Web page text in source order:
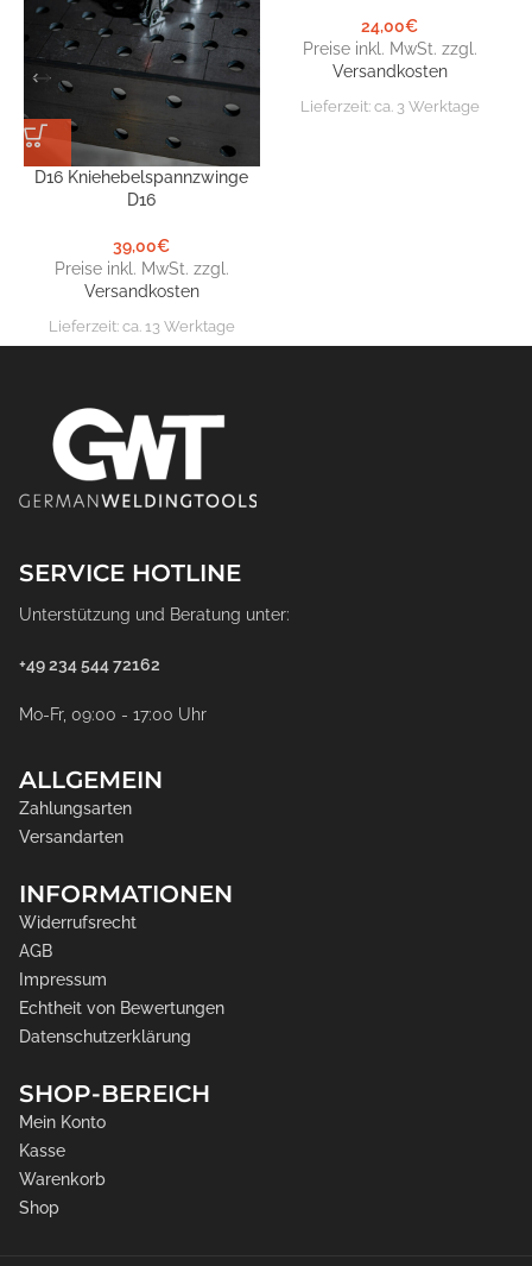
D16 Kniehebelspannzwinge
D16
39,00€
Preise inkl. MwSt. zzgl.
Versandkosten
Lieferzeit: ca. 13 Werktage
24,00€
Preise inkl. MwSt. zzgl.
Versandkosten
Lieferzeit: ca. 3 Werktage
SERVICE HOTLINE
Unterstützung und Beratung unter:
+49 234 544 72162
Mo-Fr, 09:00 - 17:00 Uhr
ALLGEMEIN
Zahlungsarten
Versandarten
INFORMATIONEN
Widerrufsrecht
AGB
Impressum
Echtheit von Bewertungen
Datenschutzerklärung
SHOP-BEREICH
Mein Konto
Kasse
Warenkorb
Shop